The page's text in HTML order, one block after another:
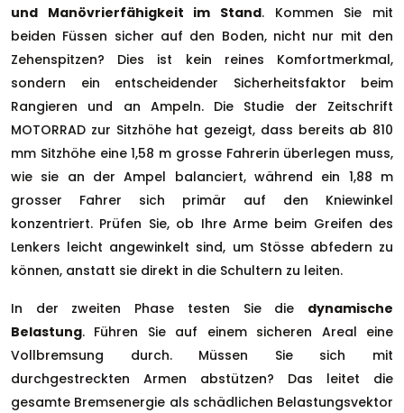
und Manövrierfähigkeit im Stand. Kommen Sie mit
beiden Füssen sicher auf den Boden, nicht nur mit den
Zehenspitzen? Dies ist kein reines Komfortmerkmal,
sondern ein entscheidender Sicherheitsfaktor beim
Rangieren und an Ampeln. Die Studie der Zeitschrift
MOTORRAD zur Sitzhöhe hat gezeigt, dass bereits ab 810
mm Sitzhöhe eine 1,58 m grosse Fahrerin überlegen muss,
wie sie an der Ampel balanciert, während ein 1,88 m
grosser Fahrer sich primär auf den Kniewinkel
konzentriert. Prüfen Sie, ob Ihre Arme beim Greifen des
Lenkers leicht angewinkelt sind, um Stösse abfedern zu
können, anstatt sie direkt in die Schultern zu leiten.
In der zweiten Phase testen Sie die dynamische
Belastung. Führen Sie auf einem sicheren Areal eine
Vollbremsung durch. Müssen Sie sich mit
durchgestreckten Armen abstützen? Das leitet die
gesamte Bremsenergie als schädlichen Belastungsvektor